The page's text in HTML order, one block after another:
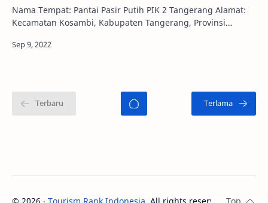
Nama Tempat: Pantai Pasir Putih PIK 2 Tangerang Alamat:
Kecamatan Kosambi, Kabupaten Tangerang, Provinsi
© 2026 ‧ Tourism Rank Indonesia . All rights reserved.